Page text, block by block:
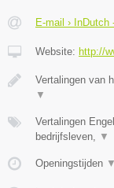
E-mail ›
Website: http://
Vertalingen van
▼
Vertalingen
bedrijfsleven,
▼
Openingstijden ▼